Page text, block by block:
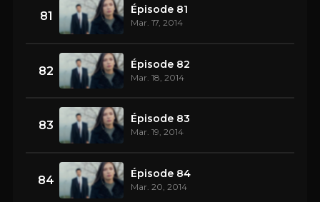
81 Épisode 81
Mar. 17, 2014
82 Épisode 82
Mar. 18, 2014
83 Épisode 83
Mar. 19, 2014
84 Épisode 84
Mar. 20, 2014